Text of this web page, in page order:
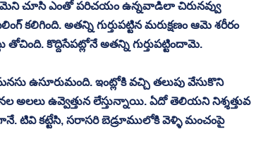
ఆమెని చూసి ఎంతో పరిచయం ఉన్నవాడిలా చిరునవ్వు
కలిగింది. అతన్ని గుర్తుపట్టిన మరుక్షణం ఆమె శరీరం
కొద్దిసేపట్లోనే అతన్ని గుర్తుపట్టిందామె.
ఇంట్లోకి వచ్చి తలుపు వేసుకొని
ఉవ్వెత్తున లేస్తున్నాయి. ఏదో తెలియని నిశ్శత్తువ
టివి కట్టేసి, సరాసరి బెడ్రూములోకి వెళ్ళి మంచంపై